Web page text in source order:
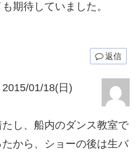
期待していました。
返信
01/18(日)
し、船内のダンス教室で
から、ショーの後は生バ